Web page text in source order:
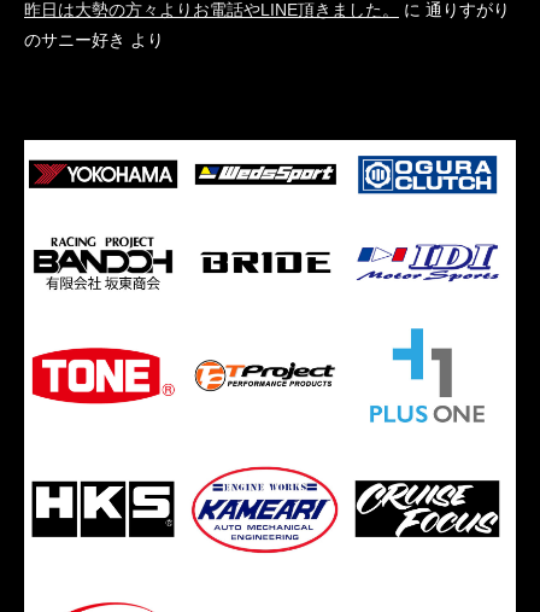
昨日は大勢の方々よりお電話やLINE頂きました。 に 通りすがり
のサニー好き より